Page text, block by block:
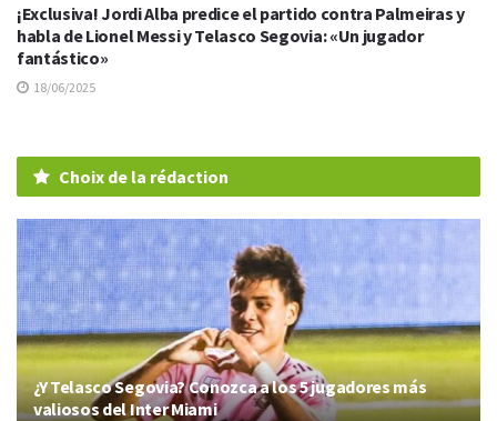
¡Exclusiva! Jordi Alba predice el partido contra Palmeiras y
habla de Lionel Messi y Telasco Segovia: «Un jugador
fantástico»
18/06/2025
Choix de la rédaction
¿Y Telasco Segovia? Conozca a los 5 jugadores más
valiosos del Inter Miami